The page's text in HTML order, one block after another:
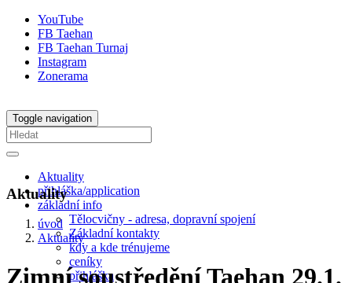
YouTube
FB Taehan
FB Taehan Turnaj
Instagram
Zonerama
Toggle navigation
Aktuality
přihláška/application
základní info
Tělocvičny - adresa, dopravní spojení
Základní kontakty
kdy a kde trénujeme
ceníky
přihláška
Aktuality
úvod
Aktuality
Zimní soustředění Taehan 29.1.